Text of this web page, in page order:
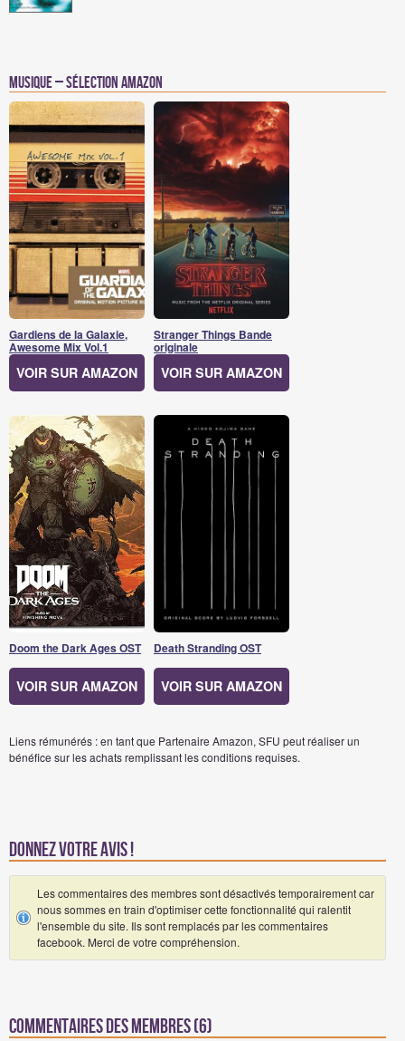
Musique – Sélection Amazon
Gardiens de la Galaxie,
Awesome Mix Vol.1
VOIR SUR AMAZON
Stranger Things Bande
originale
VOIR SUR AMAZON
Doom the Dark Ages OST
VOIR SUR AMAZON
Death Stranding OST
VOIR SUR AMAZON
Liens rémunérés : en tant que Partenaire Amazon, SFU peut réaliser un
bénéfice sur les achats remplissant les conditions requises.
Donnez votre avis !
Les commentaires des membres sont désactivés temporairement car
nous sommes en train d'optimiser cette fonctionnalité qui ralentit
l'ensemble du site. Ils sont remplacés par les commentaires
facebook. Merci de votre compréhension.
Commentaires des membres (6)